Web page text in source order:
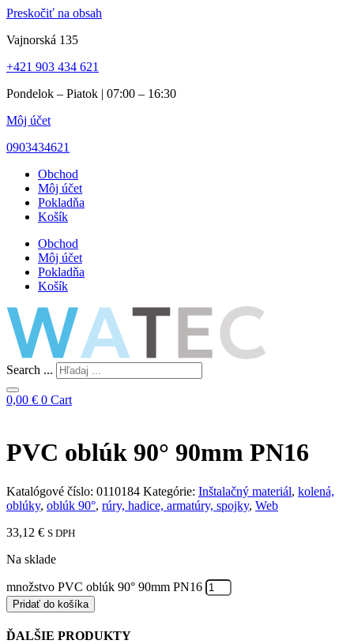
Preskočiť na obsah
Vajnorská 135
+421 903 434 621
Pondelok – Piatok | 07:00 – 16:30
Môj účet
0903434621
Obchod
Môj účet
Pokladňa
Košík
Obchod
Môj účet
Pokladňa
Košík
Search ...
0,00 € 0 Cart
PVC oblúk 90° 90mm PN16
Katalógové číslo: 0110184 Kategórie: Inštalačný materiál, kolená,
oblúky, oblúk 90°, rúry, hadice, armatúry, spojky, Web
33,12 € S DPH
Na sklade
množstvo PVC oblúk 90° 90mm PN16
Pridať do košíka
ĎALŠIE PRODUKTY